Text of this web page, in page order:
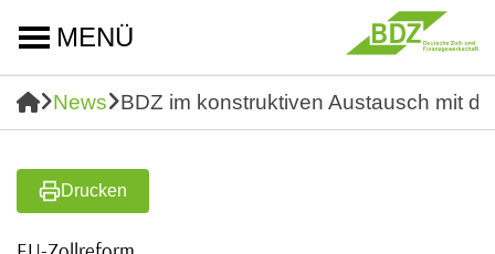
MENÜ
News BDZ im konstruktiven Austausch mit
Drucken